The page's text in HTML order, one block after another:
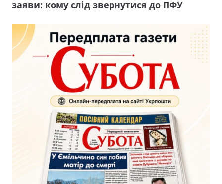
заяви: кому слід звернутися до ПФУ